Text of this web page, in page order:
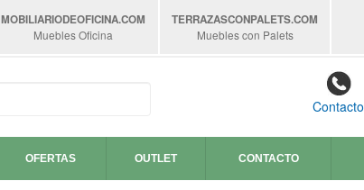
MOBILIARIODEOFICINA.COM
Muebles Oficina
TERRAZASCONPALETS.COM
Muebles con Palets
Contacto
OFERTAS OUTLET CONTACTO